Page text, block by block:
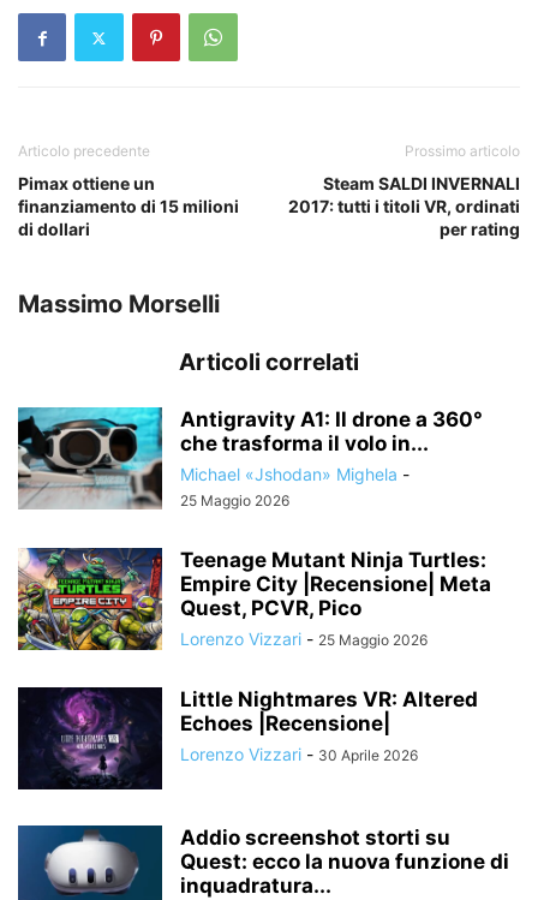
Articolo precedente
Pimax ottiene un
finanziamento di 15 milioni
di dollari
Prossimo articolo
Steam SALDI INVERNALI
2017: tutti i titoli VR, ordinati
per rating
Massimo Morselli
Articoli correlati
Antigravity A1: Il drone a 360°
che trasforma il volo in...
Michael «Jshodan» Mighela -
25 Maggio 2026
Teenage Mutant Ninja Turtles:
Empire City |Recensione| Meta
Quest, PCVR, Pico
Lorenzo Vizzari - 25 Maggio 2026
Little Nightmares VR: Altered
Echoes |Recensione|
Lorenzo Vizzari - 30 Aprile 2026
Addio screenshot storti su
Quest: ecco la nuova funzione di
inquadratura...